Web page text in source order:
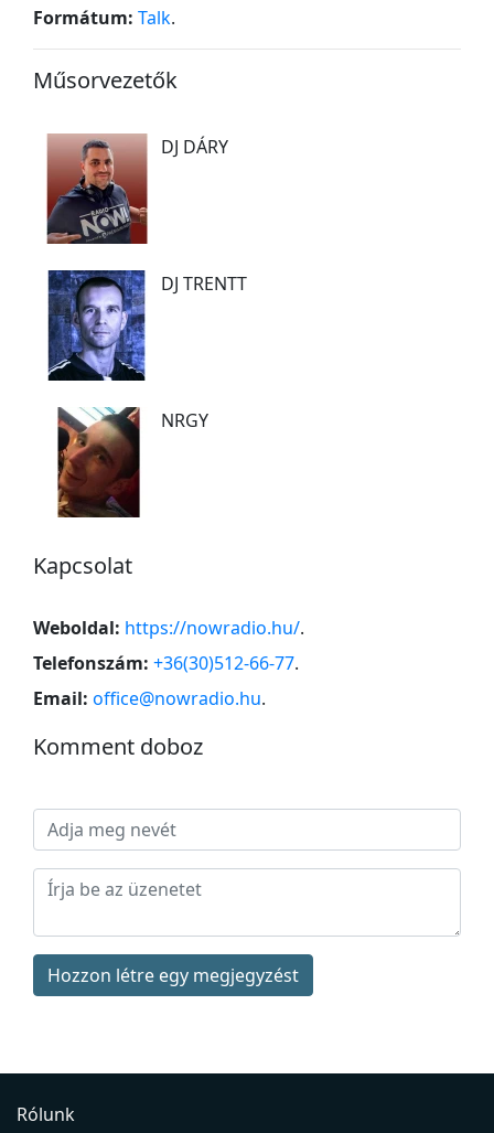
Formátum: Talk.
Műsorvezetők
DJ DÁRY
DJ TRENTT
NRGY
Kapcsolat
Weboldal: https://nowradio.hu/.
Telefonszám: +36(30)512-66-77.
Email: office@nowradio.hu.
Komment doboz
Hozzon létre egy megjegyzést
Rólunk